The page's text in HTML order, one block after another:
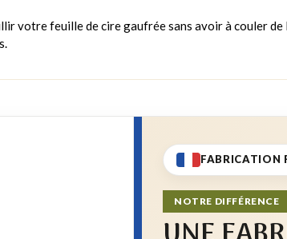
votre feuille de cire gaufrée sans avoir à couler de
FABRICATION
NOTRE DIFFÉRENCE